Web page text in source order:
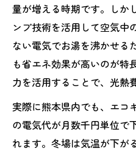
量が増える時期です。しか
ンプ技術を活用して空気中
ない電気でお湯を沸かせる
も省エネ効果が高いのが特
力を活用することで、光熱
実際に熊本県内でも、エコ
の電気代が月数千円単位で
れます。冬場は気温が下が